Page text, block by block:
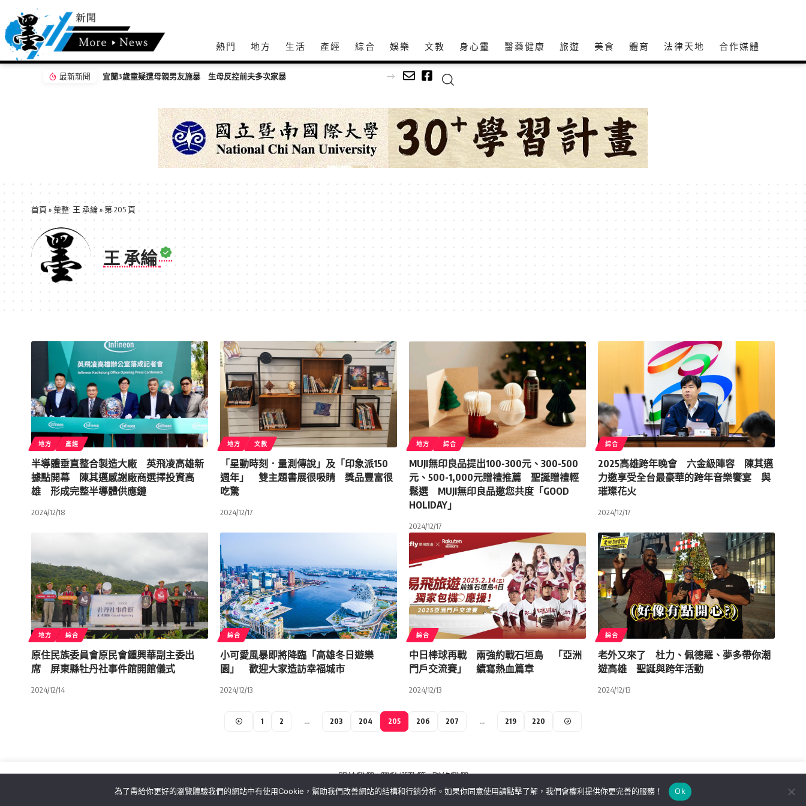
熱門 地方 生活 產經 綜合 娛樂 文教 身心𩆜 醫藥健康 旅遊 美食 體育 法律天地 合作媒體
最新新聞 宜蘭3歲童疑遭母親男友施暴 生母反控前夫多次家暴
首頁 »彙整: 王 承綸»第 205 頁
王 承綸
地方 產經
半導體垂直整合製造大廠 英飛凌高雄新
據點開幕 陳其邁感謝廠商選擇投資高
雄 形成完整半導體供應鏈
2024/12/18
地方 文教
「星動時刻．量測傳說」及「印象派150
週年」 雙主題書展很吸睛 獎品豐富很
吃驚
2024/12/17
地方 綜合
MUJI無印良品提出100-300元、300-500
元、500-1,000元贈禮推薦 聖誕贈禮輕
鬆選 MUJI無印良品邀您共度「GOOD
HOLIDAY｣
2024/12/17
綜合
2025高雄跨年晚會 六金級陣容 陳其邁
力邀享受全台最豪華的跨年音樂饗宴 與
璀璨花火
2024/12/17
地方 綜合
原住民族委員會原民會鍾興華副主委出
席 屏東縣牡丹社事件館開館儀式
2024/12/14
綜合
小可愛風暴即將降臨「高雄冬日遊樂
園」 歡迎大家造訪幸福城市
2024/12/13
綜合
中日棒球再戰 兩強約戰石垣島 「亞洲
門戶交流賽」 續寫熱血篇章
2024/12/13
綜合
老外又來了 杜力、佩德羅、夢多帶你潮
遊高雄 聖誕與跨年活動
2024/12/13
1 2 ... 203 204 205 206 207 ... 219 220
關於我們 隱私權政策 聯絡我們
為了帶給你更好的瀏覽體驗我們的網站中有使用Cookie，幫助我們改善網站的結構和行銷分析。如果你同意使用請點擊了解，我們會權利提供你更完善的服務！ Ok